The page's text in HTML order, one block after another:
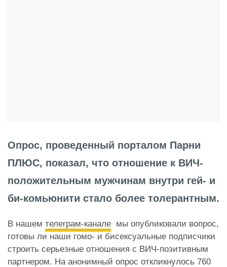
Опрос, проведенный порталом Парни
ПЛЮС, показал, что отношение к ВИЧ-
положительным мужчинам внутри гей- и
би-комьюнити стало более толерантным.
В нашем телеграм-канале мы опубликовали вопрос,
готовы ли наши гомо- и бисексуальные подписчики
строить серьезные отношения с ВИЧ-позитивным
партнером. На анонимный опрос откликнулось 760